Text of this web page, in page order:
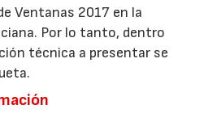
Ventanas 2017 en la
Por lo tanto, dentro
técnica a presentar se